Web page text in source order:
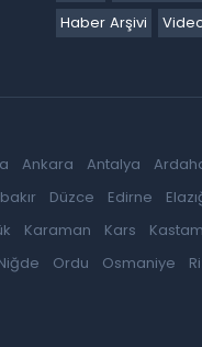
Haber Arşivi
Ankara Antalya
Düzce Edirne
Karaman Kars
Ordu Osmaniye